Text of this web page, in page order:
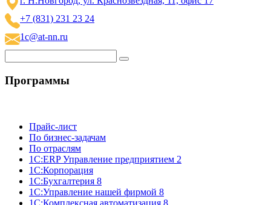
+7 (831) 231 23 24
1c@at-nn.ru
Программы
Прайс-лист
По бизнес-задачам
По отраслям
1C:ERP Управление предприятием 2
1С:Корпорация
1С:Бухгалтерия 8
1С:Управление нашей фирмой 8
1С:Комплексная автоматизация 8